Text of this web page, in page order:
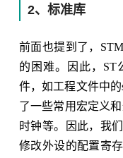
2、标准库
前面也提到了，
的困难。因此，ST
件，如工程文件中
了一些常用宏定义
时钟等。因此，我
修改外设的配置寄